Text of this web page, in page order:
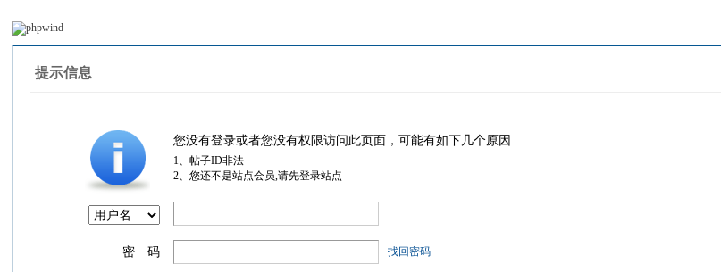
提示信息
您没有登录或者您没有权限访问此页面，可能有如下几个原因
1、帖子ID非法
2、您还不是站点会员,请先登录站点
密 码 找回密码